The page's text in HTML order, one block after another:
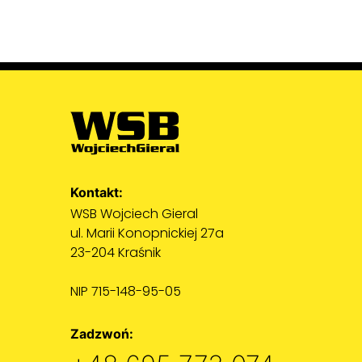
Kontakt:
WSB Wojciech Gieral
ul. Marii Konopnickiej 27a
23-204 Kraśnik
NIP 715-148-95-05
Zadzwoń: